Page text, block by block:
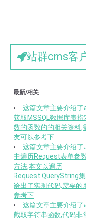
站群cms客
最新/相关
这篇文章主要介绍了
获取MSSQL数据库表指
数的函数的的相关资料,
友可以参考下
这篇文章主要介绍
中遍历Request表单参
方法,本文以遍历
Request.QueryString集
给出了实现代码,需要的
参考下
这篇文章主要介绍了
截取字符串函数,代码非